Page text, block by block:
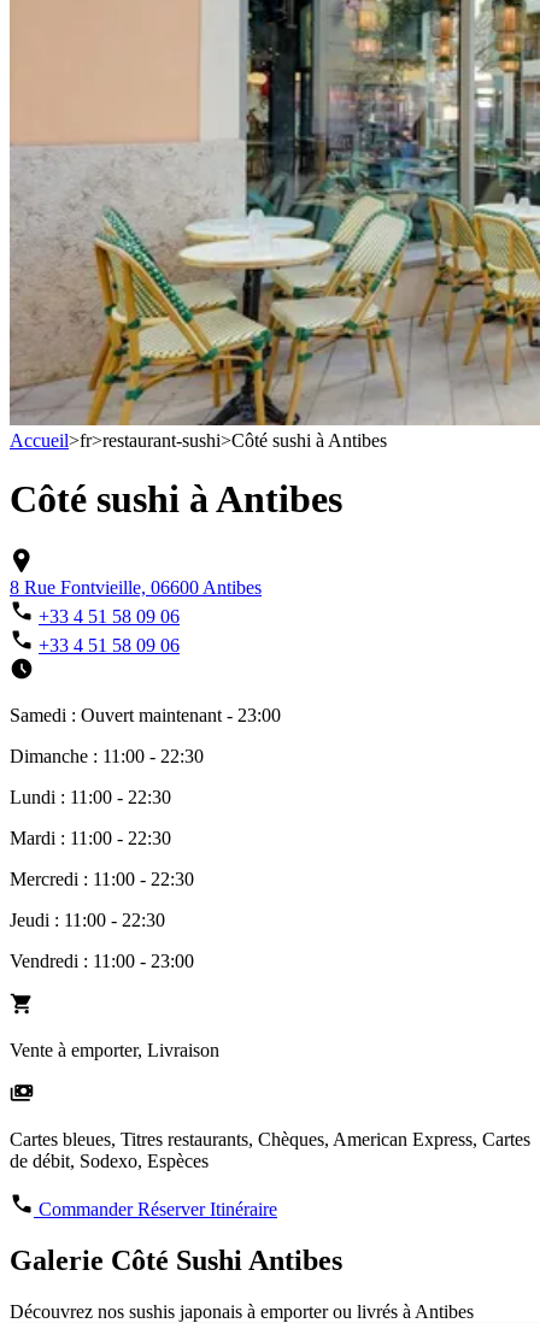
Accueil>fr>restaurant-sushi>Côté sushi à Antibes
Côté sushi à Antibes
8 Rue Fontvieille, 06600 Antibes
+33 4 51 58 09 06
+33 4 51 58 09 06
Samedi : Ouvert maintenant - 23:00
Dimanche : 11:00 - 22:30
Lundi : 11:00 - 22:30
Mardi : 11:00 - 22:30
Mercredi : 11:00 - 22:30
Jeudi : 11:00 - 22:30
Vendredi : 11:00 - 23:00
Vente à emporter, Livraison
Cartes bleues, Titres restaurants, Chèques, American Express, Cartes
de débit, Sodexo, Espèces
CommanderRéserverItinéraire
Galerie Côté Sushi Antibes
Découvrez nos sushis japonais à emporter ou livrés à Antibes